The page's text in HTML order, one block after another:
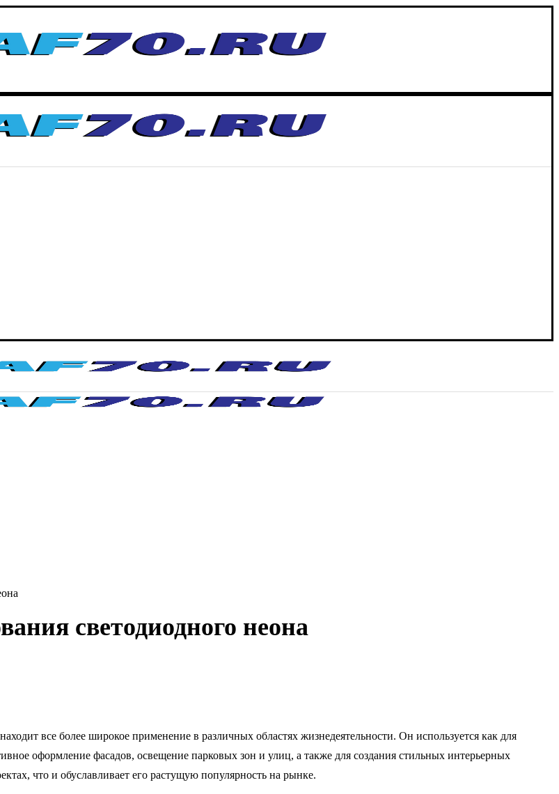
светодиодного неона
все более широкое применение в различных областях жизнедеятельности. Он используется как для
оформление фасадов, освещение парковых зон и улиц, а также для создания стильных интерьерных
что и обуславливает его растущую популярность на рынке.